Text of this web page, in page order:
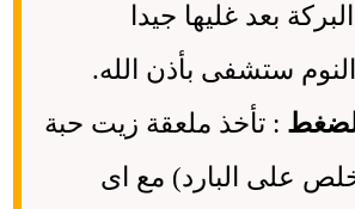
بعد غليها جيدا
ستشفى بأذن الله.
: تأخذ ملعقة زيت حبة
على البارد) مع اى